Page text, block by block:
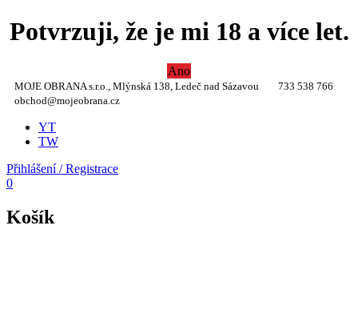
Potvrzuji, že je mi 18 a více let.
Ano
MOJE OBRANA s.r.o., Mlýnská 138, Ledeč nad Sázavou
733 538 766
obchod@mojeobrana.cz
YT
TW
Přihlášení / Registrace
0
Košík